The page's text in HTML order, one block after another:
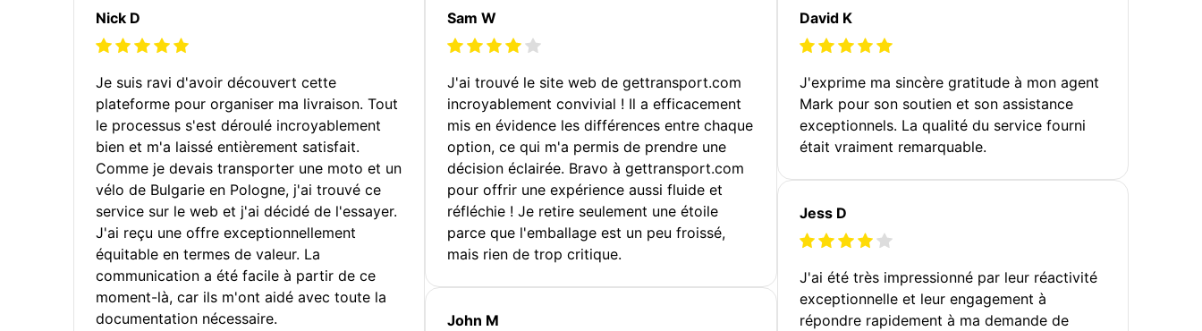
Nick D
Je suis ravi d'avoir découvert cette
plateforme pour organiser ma livraison. Tout
le processus s'est déroulé incroyablement
bien et m'a laissé entièrement satisfait.
Comme je devais transporter une moto et un
vélo de Bulgarie en Pologne, j'ai trouvé ce
service sur le web et j'ai décidé de l'essayer.
J'ai reçu une offre exceptionnellement
équitable en termes de valeur. La
communication a été facile à partir de ce
moment-là, car ils m'ont aidé avec toute la
documentation nécessaire.
Sam W
J'ai trouvé le site web de gettransport.com
incroyablement convivial ! Il a efficacement
mis en évidence les différences entre chaque
option, ce qui m'a permis de prendre une
décision éclairée. Bravo à gettransport.com
pour offrir une expérience aussi fluide et
réfléchie ! Je retire seulement une étoile
parce que l'emballage est un peu froissé,
mais rien de trop critique.
John M
David K
J'exprime ma sincère gratitude à mon agent
Mark pour son soutien et son assistance
exceptionnels. La qualité du service fourni
était vraiment remarquable.
Jess D
J'ai été très impressionné par leur réactivité
exceptionnelle et leur engagement à
répondre rapidement à ma demande de